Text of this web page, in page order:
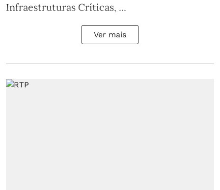
Infraestruturas Críticas, ...
Ver mais